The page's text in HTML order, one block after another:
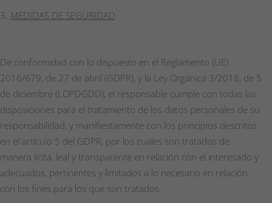
MEDIDAS DE SEGURIDAD
De conformidad con lo dispuesto en el Reglamento (UE)
2016/679, de 27 de abril (GDPR), y la Ley Orgánica 3/2018, de 5
de diciembre (LOPDGDD), el responsable cumple con todas las
disposiciones para el tratamiento de los datos personales de su
responsabilidad, y manifiestamente con los principios descritos
en el artículo 5 del GDPR, por los cuales son tratados de
manera lícita, leal y transparente en relación con el interesado y
adecuados, pertinentes y limitados a lo necesario en relación
con los fines para los que son tratados.